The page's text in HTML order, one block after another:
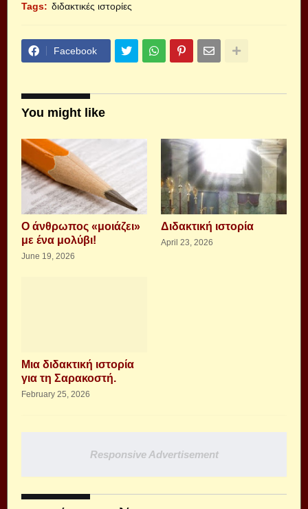
Tags: διδακτικές ιστορίες
Facebook
You might like
Ο άνθρωπος «μοιάζει»
με ένα μολύβι!
June 19, 2026
Διδακτική ιστορία
April 23, 2026
Μια διδακτική ιστορία
για τη Σαρακοστή.
February 25, 2026
Responsive Advertisement